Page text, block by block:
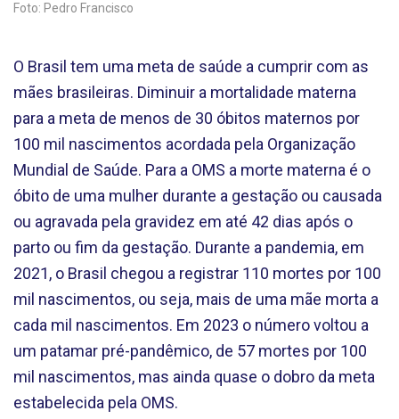
Foto: Pedro Francisco
O Brasil tem uma meta de saúde a cumprir com as
mães brasileiras. Diminuir a mortalidade materna
para a meta de menos de 30 óbitos maternos por
100 mil nascimentos acordada pela Organização
Mundial de Saúde. Para a OMS a morte materna é o
óbito de uma mulher durante a gestação ou causada
ou agravada pela gravidez em até 42 dias após o
parto ou fim da gestação. Durante a pandemia, em
2021, o Brasil chegou a registrar 110 mortes por 100
mil nascimentos, ou seja, mais de uma mãe morta a
cada mil nascimentos. Em 2023 o número voltou a
um patamar pré-pandêmico, de 57 mortes por 100
mil nascimentos, mas ainda quase o dobro da meta
estabelecida pela OMS.